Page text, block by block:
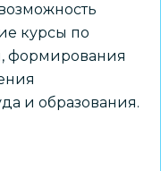
курсы по
формирования
и образования.